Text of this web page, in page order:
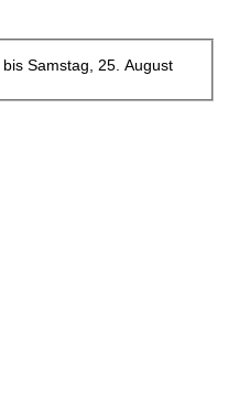
bis Samstag, 25. August